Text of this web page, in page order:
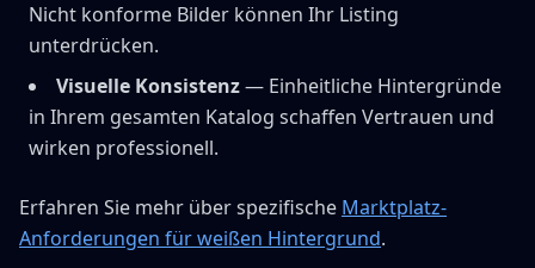
Nicht konforme Bilder können Ihr Listing
unterdrücken.
Visuelle Konsistenz— Einheitliche Hintergründe
in Ihrem gesamten Katalog schaffen Vertrauen und
wirken professionell.
Erfahren Sie mehr über spezifische Marktplatz-
Anforderungen für weißen Hintergrund.